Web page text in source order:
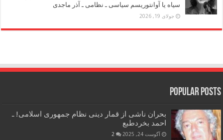
سیاه یا آوانتوریسم سیاسی ـ نظامی ـ آذر ماجدی
جولای 19, 2026
Popular Posts
بحران ناشی از قمار دینی نظام جمهوری اسلامی! ـ
احمد بخردطبع
آگوست 24, 2025 2